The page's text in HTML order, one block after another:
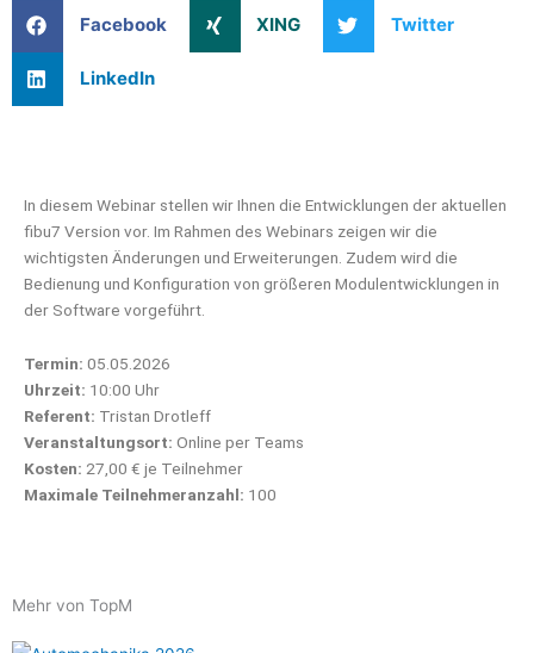
Facebook XING Twitter
LinkedIn
In diesem Webinar stellen wir Ihnen die Entwicklungen der aktuellen
fibu7 Version vor. Im Rahmen des Webinars zeigen wir die
wichtigsten Änderungen und Erweiterungen. Zudem wird die
Bedienung und Konfiguration von größeren Modulentwicklungen in
der Software vorgeführt.
Termin: 05.05.2026
Uhrzeit: 10:00 Uhr
Referent: Tristan Drotleff
Veranstaltungsort: Online per Teams
Kosten: 27,00 € je Teilnehmer
Maximale Teilnehmeranzahl: 100
Mehr von TopM